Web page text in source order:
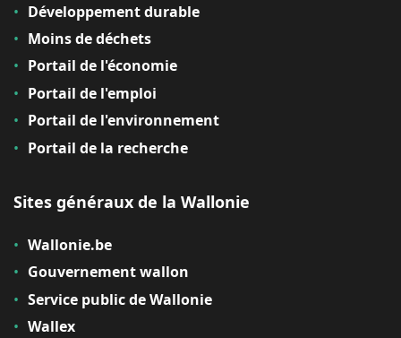
Développement durable
Moins de déchets
Portail de l'économie
Portail de l'emploi
Portail de l'environnement
Portail de la recherche
Sites généraux de la Wallonie
Wallonie.be
Gouvernement wallon
Service public de Wallonie
Wallex